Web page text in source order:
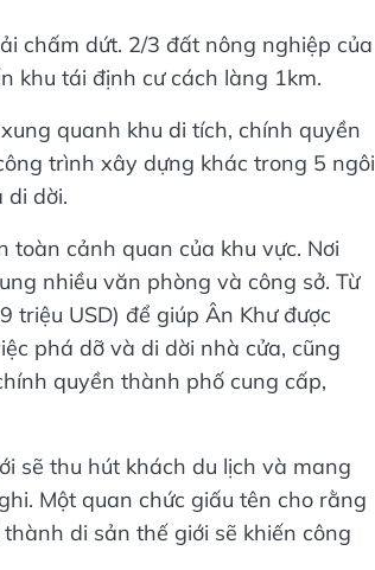
chấm dứt. 2/3 đất nông nghiệp của
khu tái định cư cách làng 1km.
quanh khu di tích, chính quyền
trình xây dựng khác trong 5 ngôi
dời.
cảnh quan của khu vực. Nơi
nhiều văn phòng và công sở. Từ
USD) để giúp Ân Khư được
phá dỡ và di dời nhà cửa, cũng
quyền thành phố cung cấp,
sẽ thu hút khách du lịch và mang
Một quan chức giấu tên cho rằng
di sản thế giới sẽ khiến công